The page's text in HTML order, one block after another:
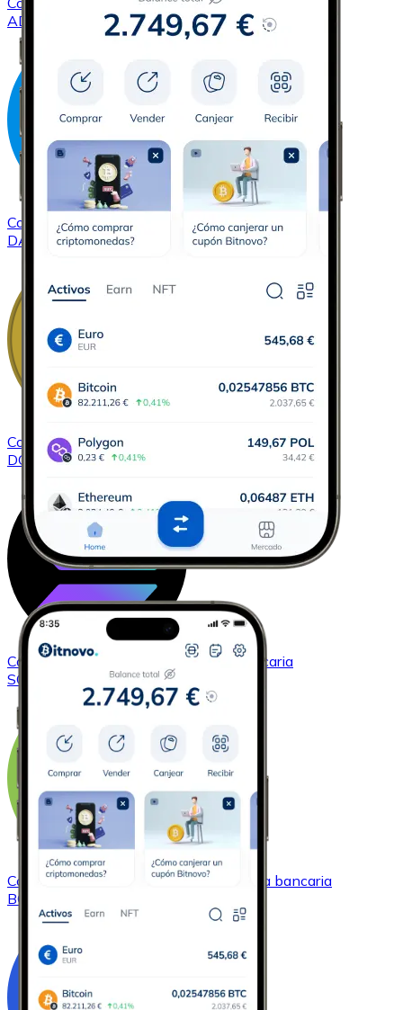
ADA
ComprarDashcon transferencia bancaria
DASH
ComprarDogecoin
con transferencia bancaria
DOGE
ComprarSolana
con transferencia bancaria
SOL
ComprarBitcoin Cash con transferencia bancaria
BCH